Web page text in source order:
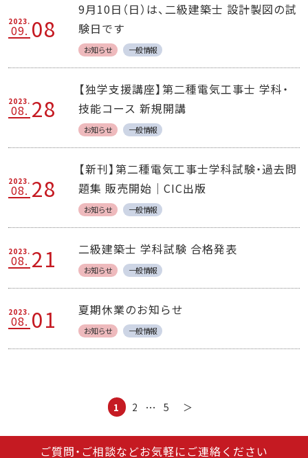
2023.
09. 08
9月10日（日）は、二級建築士 設計製図の試
験日です
お知らせ 一般情報
2023.
08. 28
【独学支援講座】第二種電気工事士 学科・
技能コース 新規開講
お知らせ 一般情報
2023.
08. 28
【新刊】第二種電気工事士学科試験・過去問
題集 販売開始｜CIC出版
お知らせ 一般情報
2023.
08. 21 二級建築士 学科試験 合格発表
お知らせ 一般情報
2023.
08. 01 夏期休業のお知らせ
お知らせ 一般情報
1 2 … 5 ＞
ご質問・ご相談などお気軽にご連絡ください